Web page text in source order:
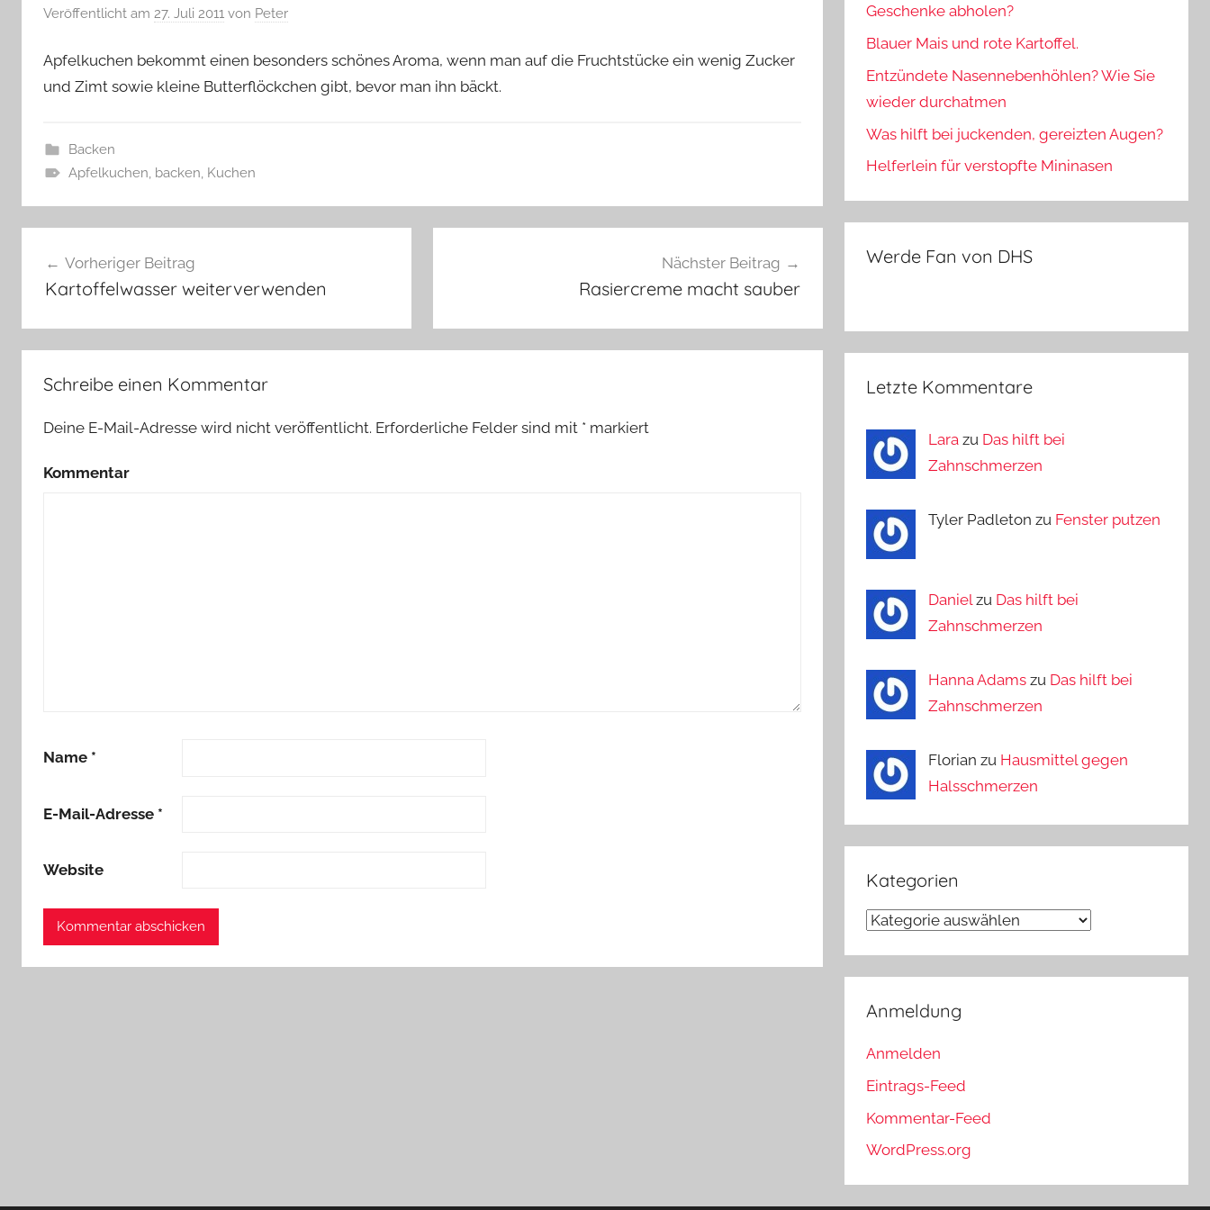
Veröffentlicht am 27. Juli 2011 von Peter
Apfelkuchen bekommt einen besonders schönes Aroma, wenn man auf die Fruchtstücke ein wenig Zucker
und Zimt sowie kleine Butterflöckchen gibt, bevor man ihn bäckt.
Backen
Apfelkuchen, backen, Kuchen
Vorheriger Beitrag
Kartoffelwasser weiterverwenden
Nächster Beitrag
Rasiercreme macht sauber
Schreibe einen Kommentar
Deine E-Mail-Adresse wird nicht veröffentlicht. Erforderliche Felder sind mit * markiert
Kommentar
Name *
E-Mail-Adresse *
Website
Geschenke abholen?
Blauer Mais und rote Kartoffel.
Entzündete Nasennebenhöhlen? Wie Sie
wieder durchatmen
Was hilft bei juckenden, gereizten Augen?
Helferlein für verstopfte Mininasen
Werde Fan von DHS
Letzte Kommentare
Larazu Das hilft bei
Zahnschmerzen
Tyler Padleton zu Fenster putzen
Daniel zu Das hilft bei
Zahnschmerzen
Hanna Adamszu Das hilft bei
Zahnschmerzen
Florian zu Hausmittel gegen
Halsschmerzen
Kategorien
Kategorien
Anmeldung
Anmelden
Eintrags-Feed
Kommentar-Feed
WordPress.org